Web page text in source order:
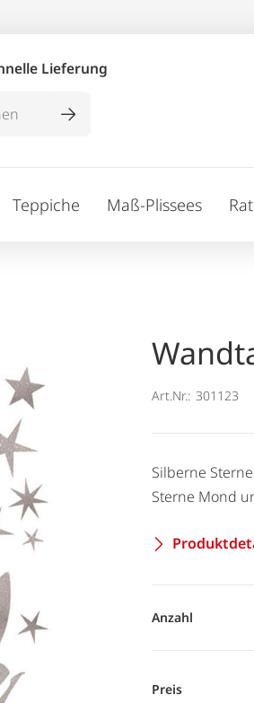
Lieferung
Teppiche Maß-Plissees
Art.Nr.: 301123
Silberne
Sterne Mond
Anzahl
Preis